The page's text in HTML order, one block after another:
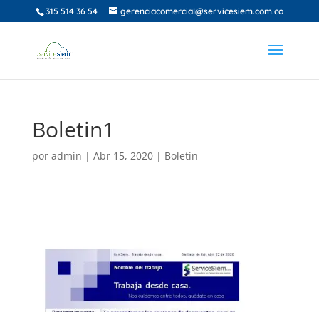
315 514 36 54 gerenciacomercial@servicesiem.com.co
Boletin1
por admin | Abr 15, 2020| Boletin